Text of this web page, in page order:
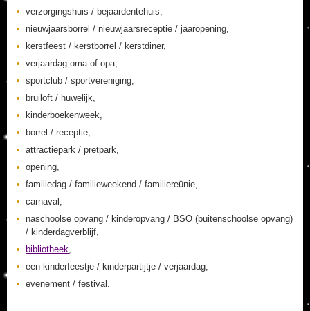
verzorgingshuis / bejaardentehuis,
nieuwjaarsborrel / nieuwjaarsreceptie / jaaropening,
kerstfeest / kerstborrel / kerstdiner,
verjaardag oma of opa,
sportclub / sportvereniging,
bruiloft / huwelijk,
kinderboekenweek,
borrel / receptie,
attractiepark / pretpark,
opening,
familiedag / familieweekend / familiereünie,
carnaval,
naschoolse opvang / kinderopvang / BSO (buitenschoolse opvang)
/ kinderdagverblijf,
bibliotheek,
een kinderfeestje / kinderpartijtje / verjaardag,
evenement / festival.